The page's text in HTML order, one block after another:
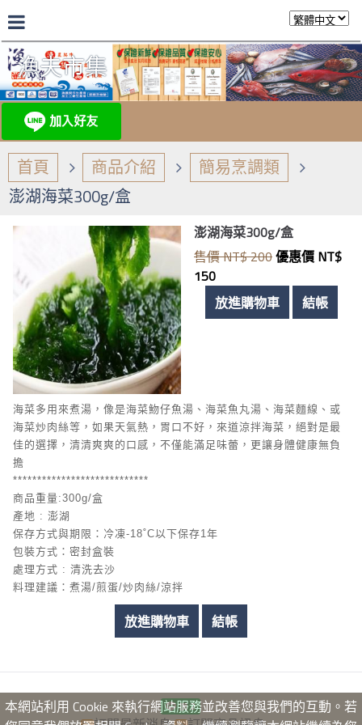
漁夫市集
首頁 商品介紹
簡易烹調類
澎湖海菜300g/盒
澎湖海菜300g/盒
售價 NT$ 200優惠價 NT$
150
海菜多用來煮湯，像是海菜魩仔魚湯、海菜魚丸湯、海菜麵線、或
海菜炒肉絲等，如果天氣熱，胃口不好，來道涼拌海菜，絕對是最
佳的選擇，清清爽爽的口感，不僅能滿足味蕾，更讓身體健康無負
擔
****************************
商品重量:300g/盒
產地 : 澎湖
保存方式與期限：冷凍-18˚C以下保存1年
包裝方式：密封盒裝
處理方式 : 清洗去沙
料理建議：煮湯/煎蛋/炒肉絲/涼拌
本網站利用 Cookie 來執行網站服務並改善您與我們的互動。若